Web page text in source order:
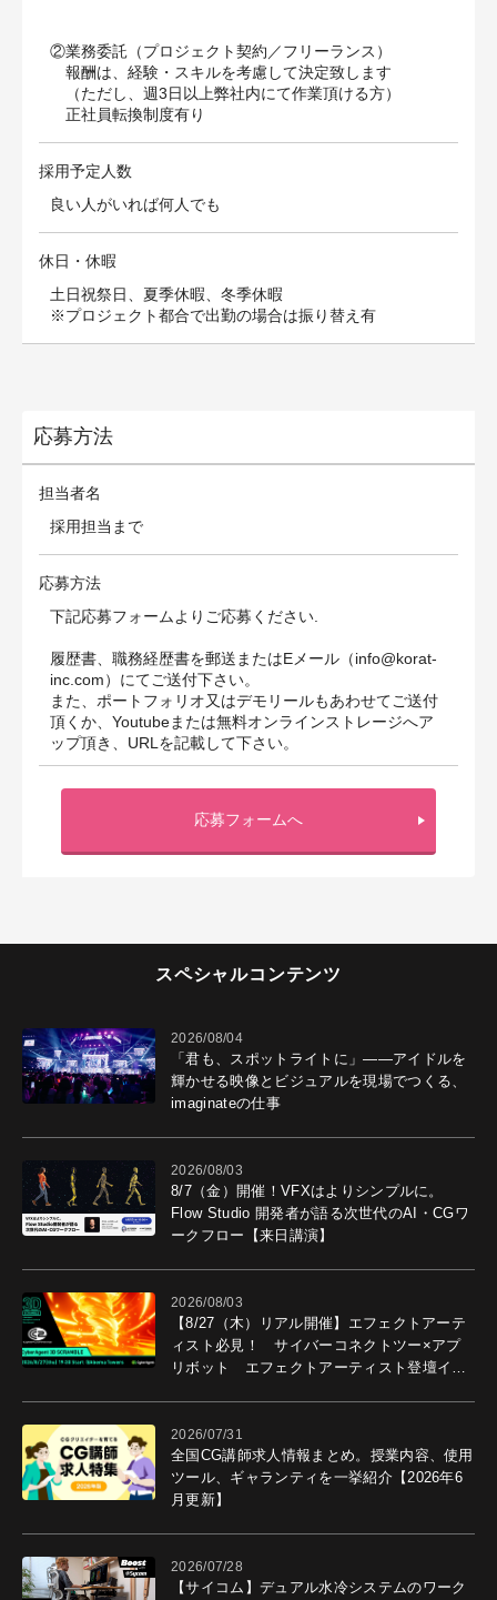
②業務委託（プロジェクト契約／フリーランス）
報酬は、経験・スキルを考慮して決定致します
（ただし、週3日以上弊社内にて作業頂ける方）
正社員転換制度有り
採用予定人数
良い人がいれば何人でも
休日・休暇
土日祝祭日、夏季休暇、冬季休暇
※プロジェクト都合で出勤の場合は振り替え有
応募方法
担当者名
採用担当まで
応募方法
下記応募フォームよりご応募ください.
履歴書、職務経歴書を郵送またはEメール（info@korat-
inc.com）にてご送付下さい。
また、ポートフォリオ又はデモリールもあわせてご送付
頂くか、Youtubeまたは無料オンラインストレージへア
ップ頂き、URLを記載して下さい。
応募フォームへ
スペシャルコンテンツ
2026/08/04
「君も、スポットライトに」――アイドルを
輝かせる映像とビジュアルを現場でつくる、
imaginateの仕事
2026/08/03
8/7（金）開催！VFXはよりシンプルに。
Flow Studio 開発者が語る次世代のAI・CGワ
ークフロー【来日講演】
2026/08/03
【8/27（木）リアル開催】エフェクトアーテ
ィスト必見！ サイバーコネクトツー×アプ
リボット エフェクトアーティスト登壇イベ
2026/07/31
全国CG講師求人情報まとめ。授業内容、使用
ツール、ギャランティを一挙紹介【2026年6
月更新】
2026/07/28
【サイコム】デュアル水冷システムのワーク